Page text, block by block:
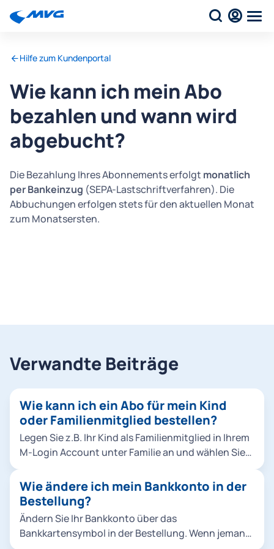
Hilfe zum Kundenportal
Wie kann ich mein Abo
bezahlen und wann wird
abgebucht?
Die Bezahlung Ihres Abonnements erfolgt monatlich
per Bankeinzug (SEPA-Lastschriftverfahren). Die
Abbuchungen erfolgen stets für den aktuellen Monat
zum Monatsersten.
Verwandte Beiträge
Wie kann ich ein Abo für mein Kind
oder Familienmitglied bestellen?
Legen Sie z.B. Ihr Kind als Familienmitglied in Ihrem
M-Login Account unter Familie an und wählen Sie
entweder in der Bestellung unter Abo-
Nutzer*innen auf Familienmitglied hinzufügen
oder fügen Sie Ihr Familienmitglied direkt im M-
Login hinzu. Hinweise: Sie können Abos für
Familienmitglieder ausschließlich als Chipkarte,
Wie ändere ich mein Bankkonto in der
Bestellung?
Ändern Sie Ihr Bankkonto über das
Bankkartensymbol in der Bestellung. Wenn jemand